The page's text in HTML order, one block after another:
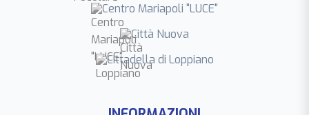
Centro Mariapoli "LUCE"
Città Nuova
Cittadella di Loppiano